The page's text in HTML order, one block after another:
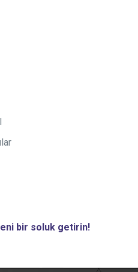
bir soluk getirin!